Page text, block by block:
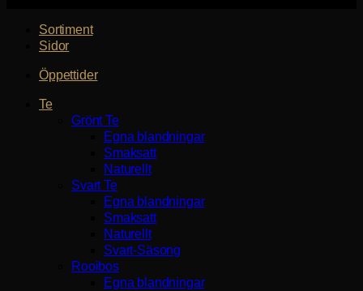
Sortiment
Sidor
Öppettider
Te
Grönt Te
Egna blandningar
Smaksatt
Naturellt
Svart Te
Egna blandningar
Smaksatt
Naturellt
Svart-Säsong
Rooibos
Egna blandningar